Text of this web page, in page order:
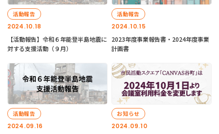
2024.10.18
活動報告
【活動報告】令和６年能登半島地震に
対する支援活動（９月）
2024.10.15
活動報告
2023年度事業報告書・2024年度事業
計画書
2024.09.16
活動報告
2024.09.10
お知らせ